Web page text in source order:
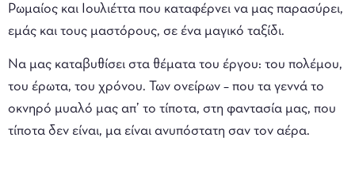
Ρωμαίος και Ιουλιέττα που καταφέρνει να μας παρασύρει,
εμάς και τους μαστόρους, σε ένα μαγικό ταξίδι.
Να μας καταβυθίσει στα θέματα του έργου: του πολέμου,
του έρωτα, του χρόνου. Των ονείρων – που τα γεννά το
οκνηρό μυαλό μας απ’ το τίποτα, στη φαντασία μας, που
τίποτα δεν είναι, μα είναι ανυπόστατη σαν τον αέρα.